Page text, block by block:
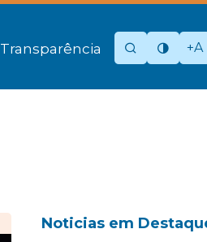
Transparência +A
Noticias em